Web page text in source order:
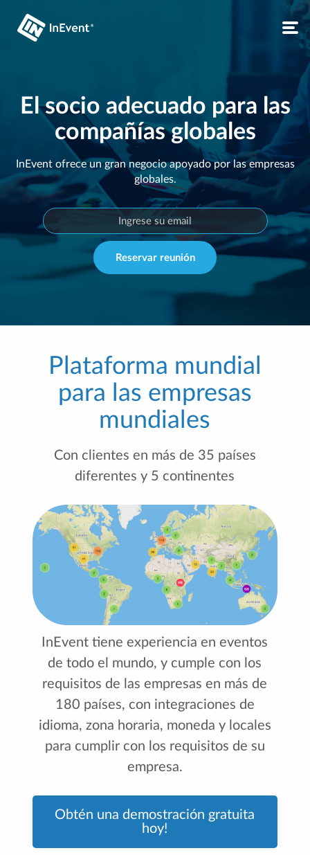
El socio adecuado para las
compañías globales
InEvent ofrece un gran negocio apoyado por las empresas
globales.
Reservar reunión
Plataforma mundial
para las empresas
mundiales
Con clientes en más de 35 países
diferentes y 5 continentes
InEvent tiene experiencia en eventos
de todo el mundo, y cumple con los
requisitos de las empresas en más de
180 países, con integraciones de
idioma, zona horaria, moneda y locales
para cumplir con los requisitos de su
empresa.
Obtén una demostración gratuita
hoy!